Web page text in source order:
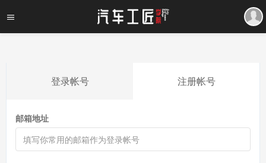
登录帐号 注册帐号
邮箱地址